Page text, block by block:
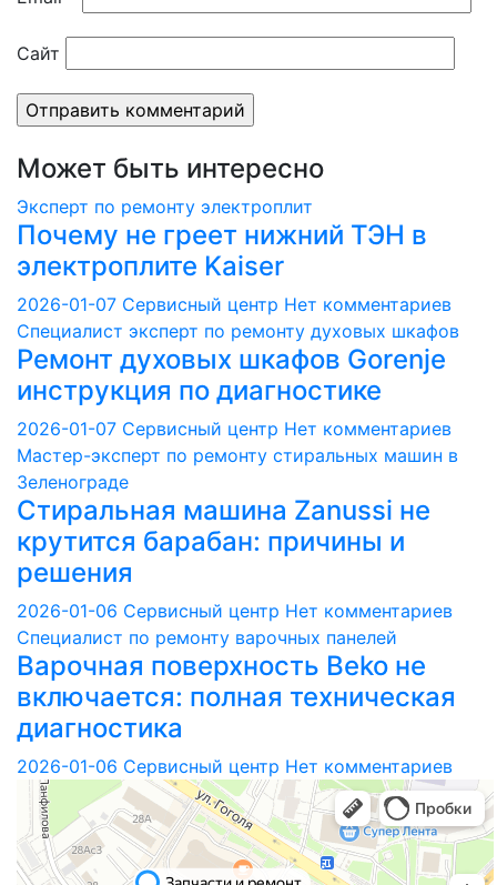
Сайт
Может быть интересно
Эксперт по ремонту электроплит
Почему не греет нижний ТЭН в
электроплите Kaiser
2026-01-07 Сервисный центр Нет комментариев
Специалист эксперт по ремонту духовых шкафов
Ремонт духовых шкафов Gorenje
инструкция по диагностике
2026-01-07 Сервисный центр Нет комментариев
Мастер-эксперт по ремонту стиральных машин в
Зеленограде
Стиральная машина Zanussi не
крутится барабан: причины и
решения
2026-01-06 Сервисный центр Нет комментариев
Специалист по ремонту варочных панелей
Варочная поверхность Beko не
включается: полная техническая
диагностика
2026-01-06 Сервисный центр Нет комментариев